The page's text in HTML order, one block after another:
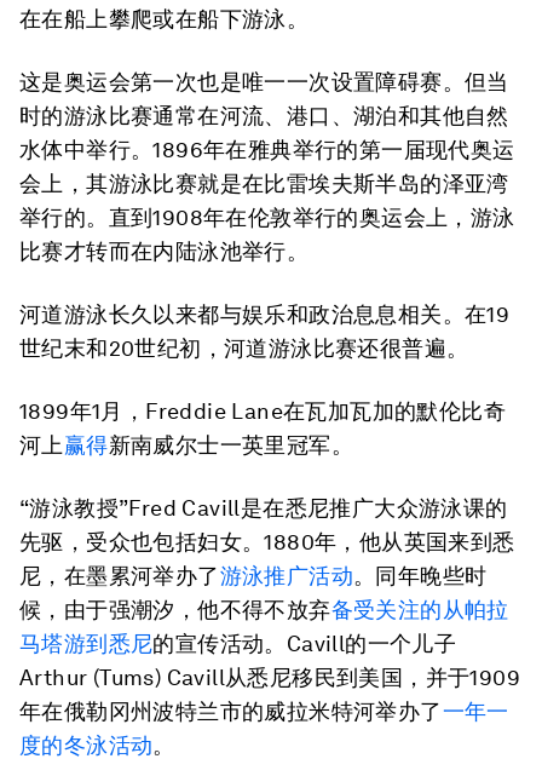
在在船上攀爬或在船下游泳。
这是奥运会第一次也是唯一一次设置障碍赛。但当
时的游泳比赛通常在河流、港口、湖泊和其他自然
水体中举行。1896年在雅典举行的第一届现代奥运
会上，其游泳比赛就是在比雷埃夫斯半岛的泽亚湾
举行的。直到1908年在伦敦举行的奥运会上，游泳
比赛才转而在内陆泳池举行。
河道游泳长久以来都与娱乐和政治息息相关。在19
世纪末和20世纪初，河道游泳比赛还很普遍。
1899年1月，Freddie Lane在瓦加瓦加的默伦比奇
河上赢得新南威尔士一英里冠军。
“游泳教授”Fred Cavill是在悉尼推广大众游泳课的
先驱，受众也包括妇女。1880年，他从英国来到悉
尼，在墨累河举办了游泳推广活动。同年晚些时
候，由于强潮汐，他不得不放弃备受关注的从帕拉
马塔游到悉尼的宣传活动。Cavill的一个儿子
Arthur (Tums) Cavill从悉尼移民到美国，并于1909
年在俄勒冈州波特兰市的威拉米特河举办了一年一
度的冬泳活动。